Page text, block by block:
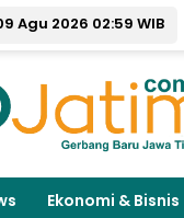
Agu 2026 02:59 WIB
Ekonomi & Bisnis